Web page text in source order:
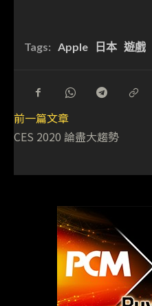
Tags: Apple 日本 遊戲
前一篇文章
CES 2020 論盡大趨勢